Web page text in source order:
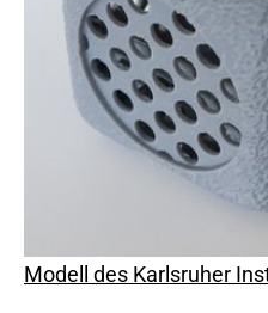
Modell des Karlsruher